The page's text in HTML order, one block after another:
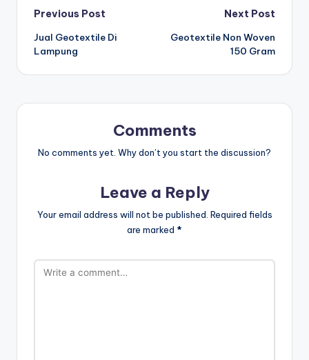
Post
navigation
Previous Post
Jual Geotextile Di
Lampung
Next Post
Geotextile Non Woven
150 Gram
Comments
No comments yet. Why don’t you start the discussion?
Leave a Reply
Your email address will not be published. Required fields
are marked *